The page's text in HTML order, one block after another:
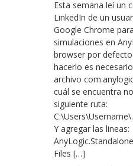
Esta semana leí un
LinkedIn de un
Google Chrome
simulaciones en
browser por
hacerlo es
archivo
cuál se encuentra
siguiente ruta:
Y agregar las lineas:
Files […]